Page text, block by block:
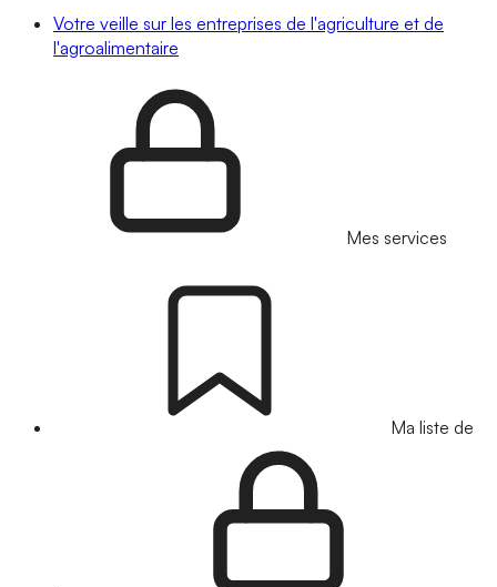
Votre veille sur les entreprises de l'agriculture et de
l'agroalimentaire
Mes services
Ma liste de